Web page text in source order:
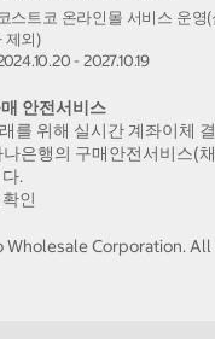
스트코 온라인몰 서비스 운영
제외)
- 2027.10.19
안전서비스
를 위해 실시간 계좌이체
나은행의 구매안전서비스(
.
인
Wholesale Corporation.All